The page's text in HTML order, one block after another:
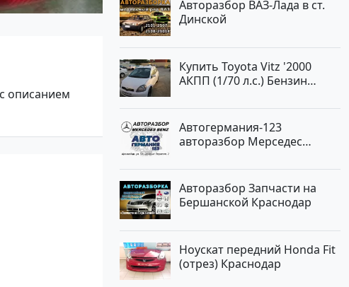
описанием
Авторазбор ВАЗ-Лада в ст.
Динской
Купить Toyota Vitz '2000
АКПП (1/70 л.с.) Бензин
Белый Хетчбэк по цене
194000 рублей, объявление
№15521 на сайте
Авторынок23
Автогермания-123
авторазбор Мерседес
Авторазбор Запчасти на
Бершанской Краснодар
Ноускат передний Honda Fit
(отрез) Краснодар